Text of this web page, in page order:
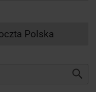
Polska